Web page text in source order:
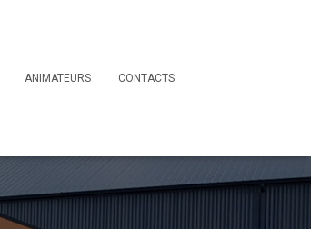
ANIMATEURS CONTACTS